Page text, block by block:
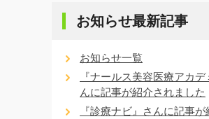
お知らせ最新記事
お知らせ一覧
『ナールス美容医療アカデ
んに記事が紹介されました
『診療ナビ』さんに記事